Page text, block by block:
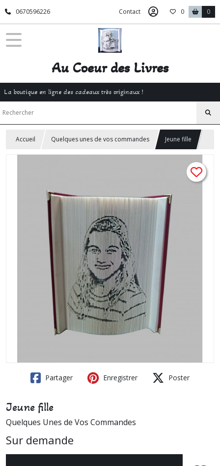
0670596226 Contact 0 0
Au Coeur des Livres
La boutique en ligne des cadeaux très originaux !
Accueil Quelques unes de vos commandes Jeune fille
Partager Enregistrer Poster
Jeune fille
Quelques Unes de Vos Commandes
Sur demande